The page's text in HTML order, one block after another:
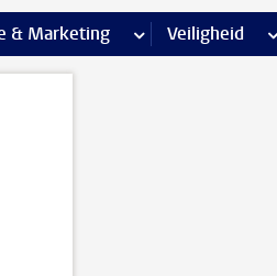
& Marketing meerVeiligheid